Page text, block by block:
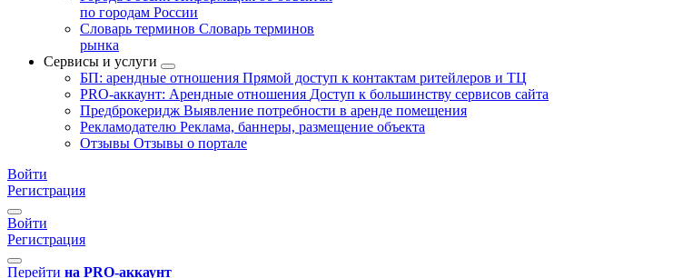
по городам России
Словарь терминов Словарь терминов
рынка
Сервисы и услуги
БП: арендные отношения Прямой доступ к контактам ритейлеров и ТЦ
PRO-аккаунт: Арендные отношения Доступ к большинству сервисов сайта
Предброкеридж Выявление потребности в аренде помещения
Рекламодателю Реклама, баннеры, размещение объекта
Отзывы Отзывы о портале
Войти
Регистрация
Войти
Регистрация
Перейти на PRO-аккаунт